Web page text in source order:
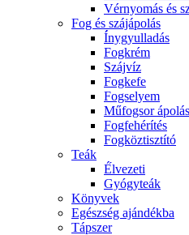
Vérnyomás és
Fog és szájápolás
Í́nygyulladás
Fogkrém
Szájvíz
Fogkefe
Fogselyem
Műfogsor ápolás
Fogfehérítés
Fogköztisztító
Teák
É́lvezeti
Gyógyteák
Könyvek
Egészség ajándékba
Tápszer